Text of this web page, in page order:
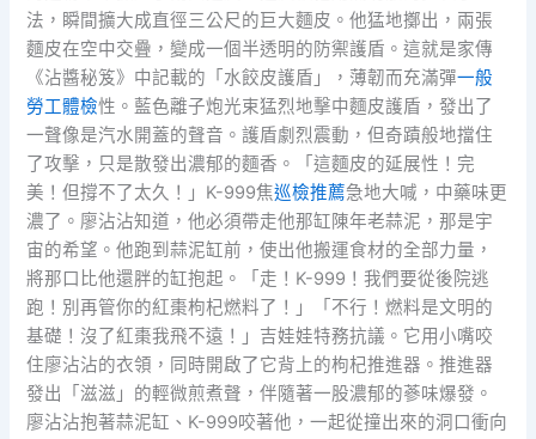
法，瞬間擴大成直徑三公尺的巨大麵皮。他猛地擲出，兩張
麵皮在空中交疊，變成一個半透明的防禦護盾。這就是家傳
《沾醬秘笈》中記載的「水餃皮護盾」，薄韌而充滿彈一般
勞工體檢性。藍色離子炮光束猛烈地擊中麵皮護盾，發出了
一聲像是汽水開蓋的聲音。護盾劇烈震動，但奇蹟般地擋住
了攻擊，只是散發出濃郁的麵香。「這麵皮的延展性！完
美！但撐不了太久！」K-999焦巡檢推薦急地大喊，中藥味更
濃了。廖沾沾知道，他必須帶走他那缸陳年老蒜泥，那是宇
宙的希望。他跑到蒜泥缸前，使出他搬運食材的全部力量，
將那口比他還胖的缸抱起。「走！K-999！我們要從後院逃
跑！別再管你的紅棗枸杞燃料了！」「不行！燃料是文明的
基礎！沒了紅棗我飛不遠！」吉娃娃特務抗議。它用小嘴咬
住廖沾沾的衣領，同時開啟了它背上的枸杞推進器。推進器
發出「滋滋」的輕微煎煮聲，伴隨著一股濃郁的蔘味爆發。
廖沾沾抱著蒜泥缸、K-999咬著他，一起從撞出來的洞口衝向